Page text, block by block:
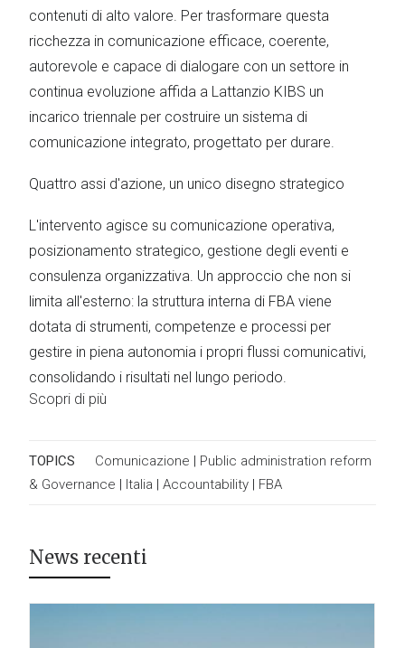
contenuti di alto valore. Per trasformare questa
ricchezza in comunicazione efficace, coerente,
autorevole e capace di dialogare con un settore in
continua evoluzione affida a Lattanzio KIBS un
incarico triennale per costruire un sistema di
comunicazione integrato, progettato per durare.
Quattro assi d'azione, un unico disegno strategico
L'intervento agisce su comunicazione operativa,
posizionamento strategico, gestione degli eventi e
consulenza organizzativa. Un approccio che non si
limita all'esterno: la struttura interna di FBA viene
dotata di strumenti, competenze e processi per
gestire in piena autonomia i propri flussi comunicativi,
consolidando i risultati nel lungo periodo.
Scopri di più
TOPICS Comunicazione | Public administration reform
& Governance | Italia | Accountability | FBA
News recenti